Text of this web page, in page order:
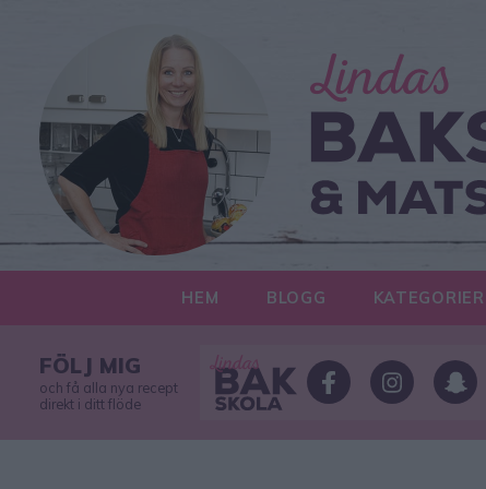
HEM BLOGG KATEGORIER
FÖLJ MIG
och få alla nya recept
direkt i ditt flöde